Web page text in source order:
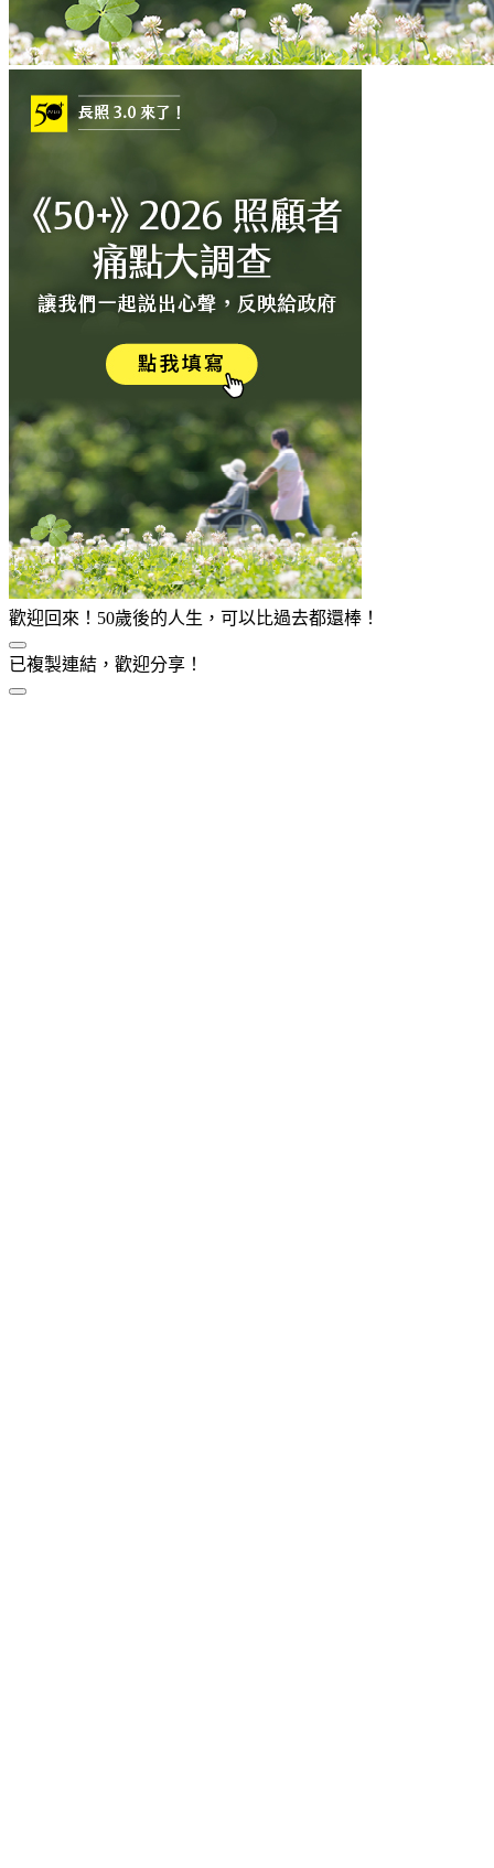
歡迎回來！50歲後的人生，可以比過去都還棒！
已複製連結，歡迎分享！